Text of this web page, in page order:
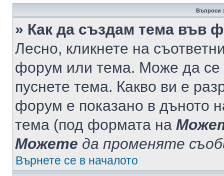
Въпроси
» Как да създам тема във
Лесно, кликнете на
форум или тема. Може да се
пуснете тема. Какво ви е
форум е показано в дъното
тема (под формата на
Можете да променяте
Върнете се в началото